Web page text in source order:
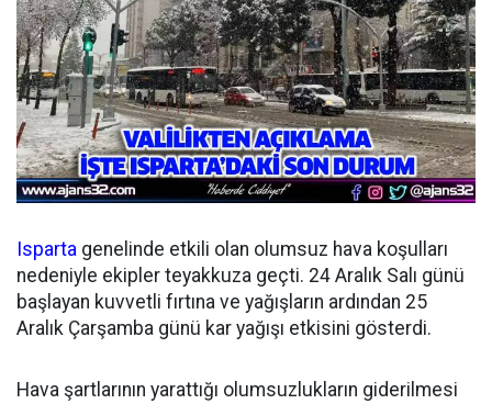
Isparta genelinde etkili olan olumsuz hava koşulları
nedeniyle ekipler teyakkuza geçti. 24 Aralık Salı günü
başlayan kuvvetli fırtına ve yağışların ardından 25
Aralık Çarşamba günü kar yağışı etkisini gösterdi.
Hava şartlarının yarattığı olumsuzlukların giderilmesi